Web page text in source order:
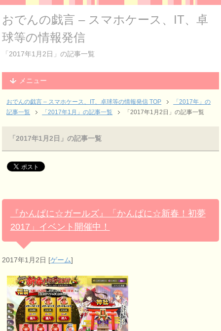
おでんの戯言 – スマホケース、IT、卓
球等の情報発信
「2017年1月2日」の記事一覧
メニュー
おでんの戯言 – スマホケース、IT、卓球等の情報発信 TOP
「2017年」の
記事一覧
「2017年1月」の記事一覧 「2017年1月2日」の記事一覧
「2017年1月2日」の記事一覧
『かんぱに☆ガールズ』「かんぱに☆新春！初夢
2017」イベント開催中！
2017年1月2日 [ゲーム]